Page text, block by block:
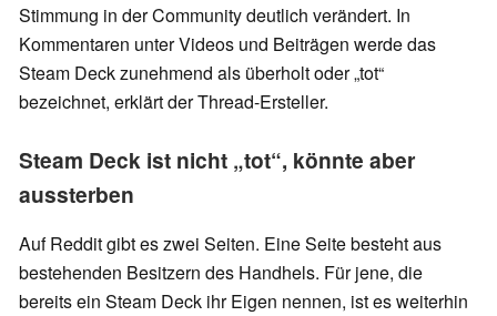
Stimmung in der Community deutlich verändert. In
Kommentaren unter Videos und Beiträgen werde das
Steam Deck zunehmend als überholt oder „tot“
bezeichnet, erklärt der Thread-Ersteller.
Steam Deck ist nicht „tot“, könnte aber
aussterben
Auf Reddit gibt es zwei Seiten. Eine Seite besteht aus
bestehenden Besitzern des Handhels. Für jene, die
bereits ein Steam Deck ihr Eigen nennen, ist es weiterhin